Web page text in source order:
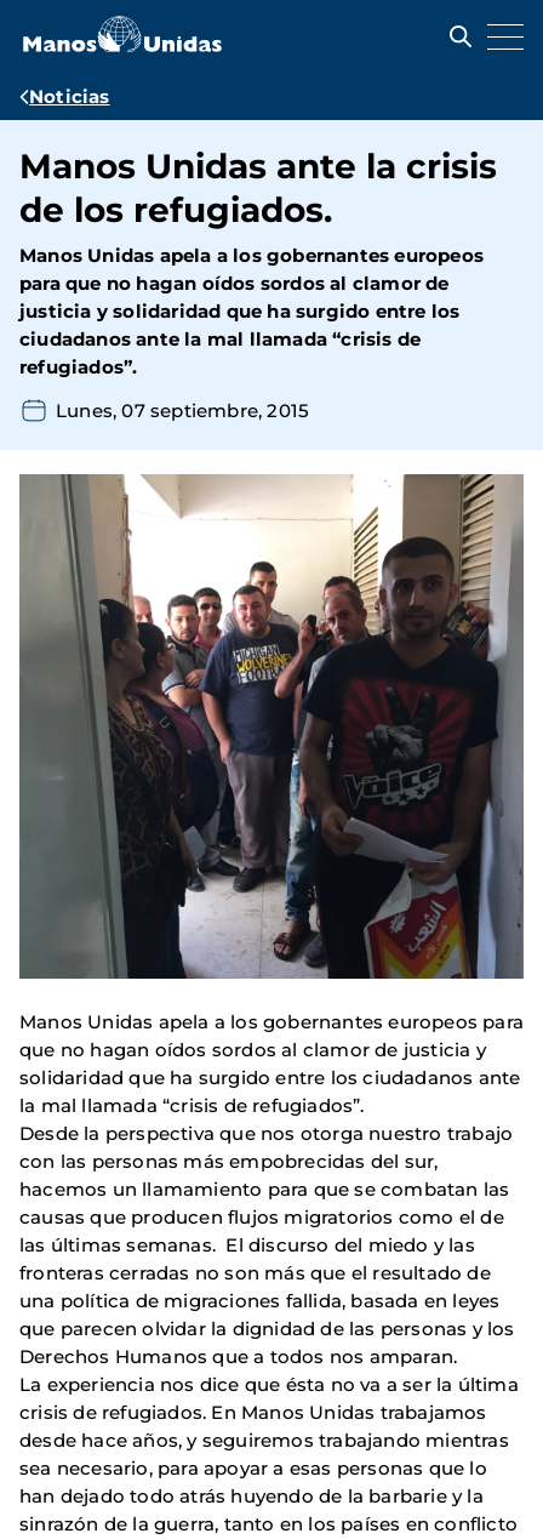
contenido
Ruta
navegación
Noticias
Manos Unidas ante la crisis
de los refugiados.
Manos Unidas apela a los gobernantes europeos
para que no hagan oídos sordos al clamor de
justicia y solidaridad que ha surgido entre los
ciudadanos ante la mal llamada “crisis de
refugiados”.
Lunes, 07 septiembre, 2015
Manos Unidas apela a los gobernantes europeos para
que no hagan oídos sordos al clamor de justicia y
solidaridad que ha surgido entre los ciudadanos ante
la mal llamada “crisis de refugiados”.
Desde la perspectiva que nos otorga nuestro trabajo
con las personas más empobrecidas del sur,
hacemos un llamamiento para que se combatan las
causas que producen flujos migratorios como el de
las últimas semanas. El discurso del miedo y las
fronteras cerradas no son más que el resultado de
una política de migraciones fallida, basada en leyes
que parecen olvidar la dignidad de las personas y los
Derechos Humanos que a todos nos amparan.
La experiencia nos dice que ésta no va a ser la última
crisis de refugiados. En Manos Unidas trabajamos
desde hace años, y seguiremos trabajando mientras
sea necesario, para apoyar a esas personas que lo
han dejado todo atrás huyendo de la barbarie y la
sinrazón de la guerra, tanto en los países en conflicto